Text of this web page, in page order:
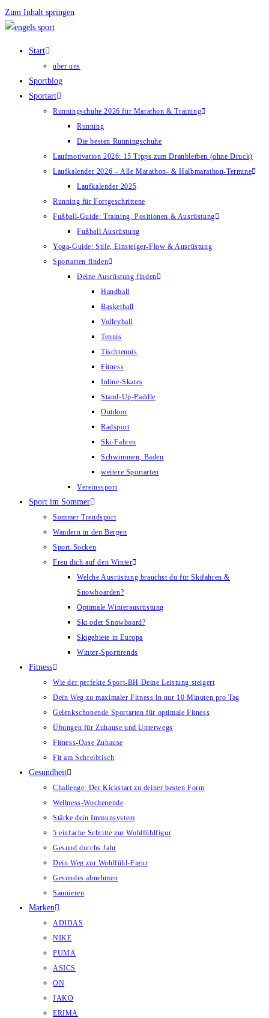
Zum Inhalt springen
Start
über uns
Sportblog
Sportart
Runningschuhe 2026 für Marathon & Training
Running
Die besten Runningschuhe
Laufmotivation 2026: 15 Tipps zum Dranbleiben (ohne Druck)
Laufkalender 2026 – Alle Marathon- & Halbmarathon-Termine
Laufkalender 2025
Running für Fortgeschrittene
Fußball-Guide: Training, Positionen & Ausrüstung
Fußball Ausrüstung
Yoga-Guide: Stile, Einsteiger-Flow & Ausrüstung
Sportarten finden
Deine Ausrüstung finden
Handball
Basketball
Volleyball
Tennis
Tischtennis
Fitness
Inline-Skates
Stand-Up-Paddle
Outdoor
Radsport
Ski-Fahren
Schwimmen, Baden
weitere Sportarten
Vereinssport
Sport im Sommer
Sommer Trendsport
Wandern in den Bergen
Sport-Socken
Freu dich auf den Winter
Welche Ausrüstung brauchst du für Skifahren &
Snowboarden?
Optimale Winterausrüstung
Ski oder Snowboard?
Skigebiete in Europa
Winter-Sporttrends
Fitness
Wie der perfekte Sport-BH Deine Leistung steigert
Dein Weg zu maximaler Fitness in nur 10 Minuten pro Tag
Gelenkschonende Sportarten für optimale Fitness
Übungen für Zuhause und Unterwegs
Fitness-Oase Zuhause
Fit am Schreibtisch
Gesundheit
Challenge: Der Kickstart zu deiner besten Form
Wellness-Wochenende
Stärke dein Immunsystem
5 einfache Schritte zur Wohlfühlfigur
Gesund durchs Jahr
Dein Weg zur Wohlfühl-Figur
Gesundes abnehmen
Saunieren
Marken
ADIDAS
NIKE
PUMA
ASICS
ON
JAKO
ERIMA